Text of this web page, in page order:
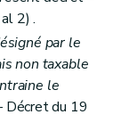
2) .
par le
non taxable
le
Décret du 19